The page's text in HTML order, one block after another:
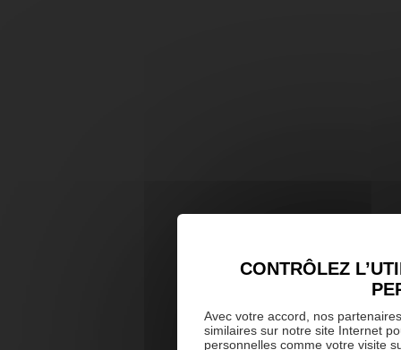
CONTRÔLEZ
Avec votre accord, nos
similaires sur notre site Internet
personnelles comme votre visite